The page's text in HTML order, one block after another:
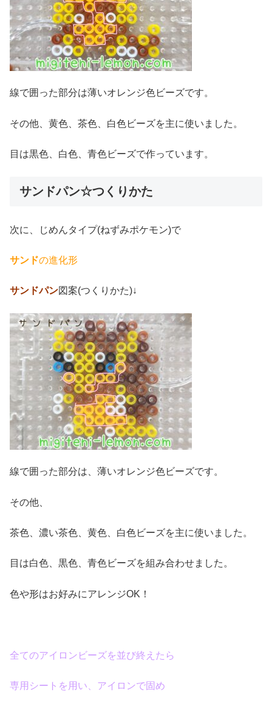
線で囲った部分は薄いオレンジ色ビーズです。
その他、黄色、茶色、白色ビーズを主に使いました。
目は黒色、白色、青色ビーズで作っています。
サンドパン☆つくりかた
次に、じめんタイプ(ねずみポケモン)で
サンドの進化形
サンドパン図案(つくりかた)↓
線で囲った部分は、薄いオレンジ色ビーズです。
その他、
茶色、濃い茶色、黄色、白色ビーズを主に使いました。
目は白色、黒色、青色ビーズを組み合わせました。
色や形はお好みにアレンジOK！
全てのアイロンビーズを並び終えたら
専用シートを用い、アイロンで固め